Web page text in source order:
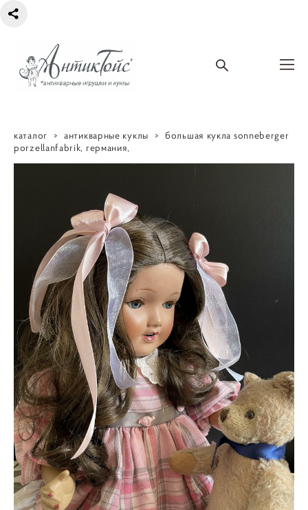
каталог > антикварные куклы > большая кукла sonneberger
porzellanfabrik, германия,